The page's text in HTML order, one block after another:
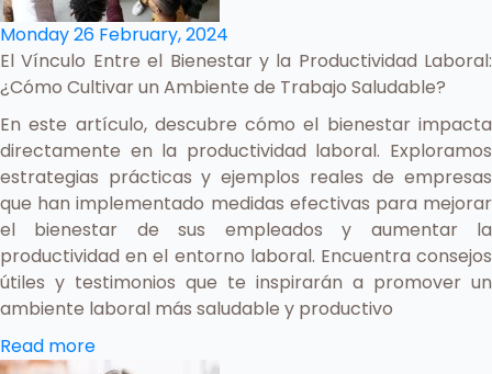
Monday 26 February, 2024
El Vínculo Entre el Bienestar y la Productividad Laboral:
¿Cómo Cultivar un Ambiente de Trabajo Saludable?
En este artículo, descubre cómo el bienestar impacta
directamente en la productividad laboral. Exploramos
estrategias prácticas y ejemplos reales de empresas
que han implementado medidas efectivas para mejorar
el bienestar de sus empleados y aumentar la
productividad en el entorno laboral. Encuentra consejos
útiles y testimonios que te inspirarán a promover un
ambiente laboral más saludable y productivo
Read more